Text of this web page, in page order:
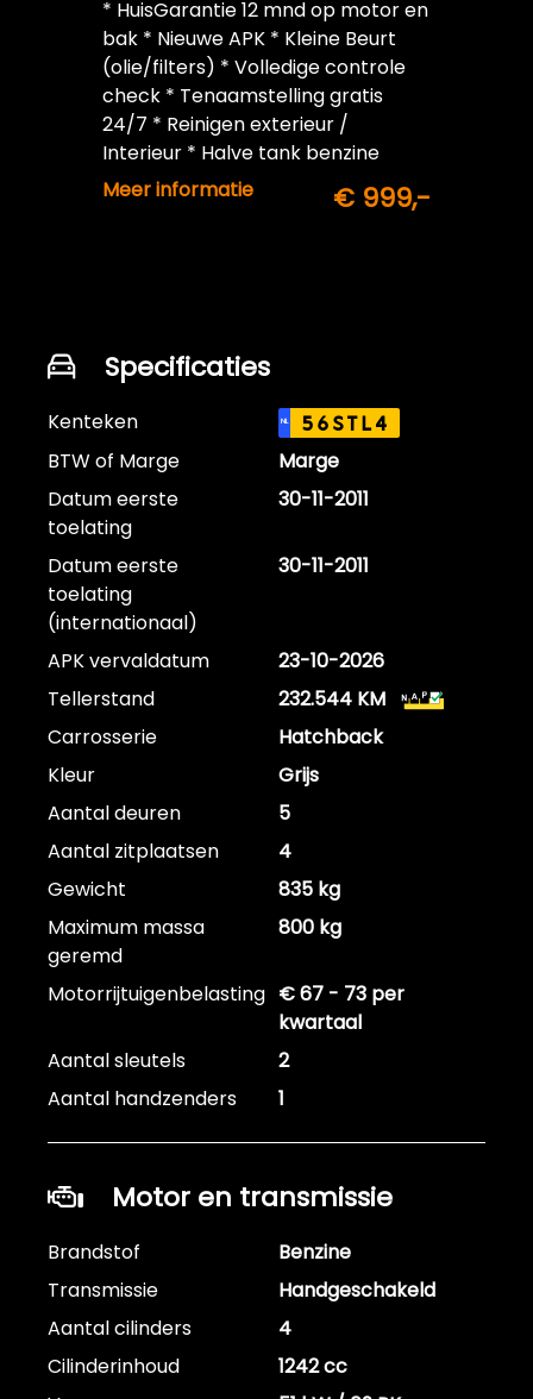
* HuisGarantie 12 mnd op motor en
bak * Nieuwe APK * Kleine Beurt
(olie/filters) * Volledige controle
check * Tenaamstelling gratis
24/7 * Reinigen exterieur /
Interieur * Halve tank benzine
inbegrepen
Meer informatie € 999,-
Specificaties
Kenteken NL 56STL4
BTW of Marge
Marge
Datum eerste
toelating
30-11-2011
Datum eerste
toelating
(internationaal)
30-11-2011
APK vervaldatum
23-10-2026
Tellerstand
232.544 KM
Carrosserie
Hatchback
Kleur
Grijs
Aantal deuren
5
Aantal zitplaatsen
4
Gewicht
835 kg
Maximum massa
geremd
800 kg
Motorrijtuigenbelasting € 67 - 73 per
kwartaal
Aantal sleutels
2
Aantal handzenders
1
Motor en transmissie
Brandstof
Benzine
Transmissie
Handgeschakeld
Aantal cilinders
4
Cilinderinhoud
1242 cc